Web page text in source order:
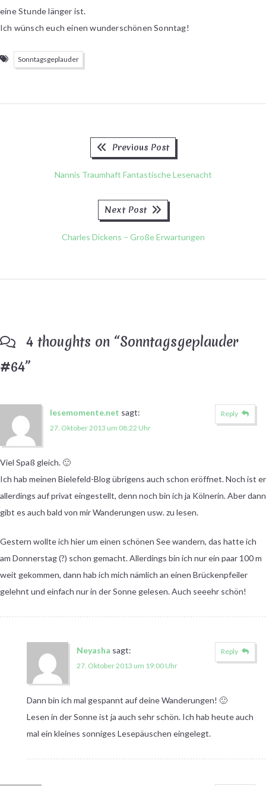
eine Stunde länger ist.
Ich wünsch euch einen wunderschönen Sonntag!
Sonntagsgeplauder
BeitragsnavigationPrevious Post
Nannis Traumhaft Fantastische Lesenacht
Next Post
Charles Dickens – Große Erwartungen
4 thoughts on “Sonntagsgeplauder
#64”
lesemomente.net sagt:
27. Oktober 2013 um 08:22 Uhr
Viel Spaß gleich. 🙂
Ich hab meinen Bielefeld-Blog übrigens auch schon eröffnet. Noch ist er
allerdings auf privat eingestellt, denn noch bin ich ja Kölnerin. Aber dann
gibt es auch bald von mir Wanderungen usw. zu lesen.
Gestern wollte ich hier um einen schönen See wandern, das hatte ich
am Donnerstag (?) schon gemacht. Allerdings bin ich nur ein paar 100 m
weit gekommen, dann hab ich mich nämlich an einen Brückenpfeiler
gelehnt und einfach nur in der Sonne gelesen. Auch seeehr schön!
Reply
Neyasha sagt:
27. Oktober 2013 um 19:00 Uhr
Dann bin ich mal gespannt auf deine Wanderungen! 🙂
Lesen in der Sonne ist ja auch sehr schön. Ich hab heute auch
mal ein kleines sonniges Lesepäuschen eingelegt.
Reply